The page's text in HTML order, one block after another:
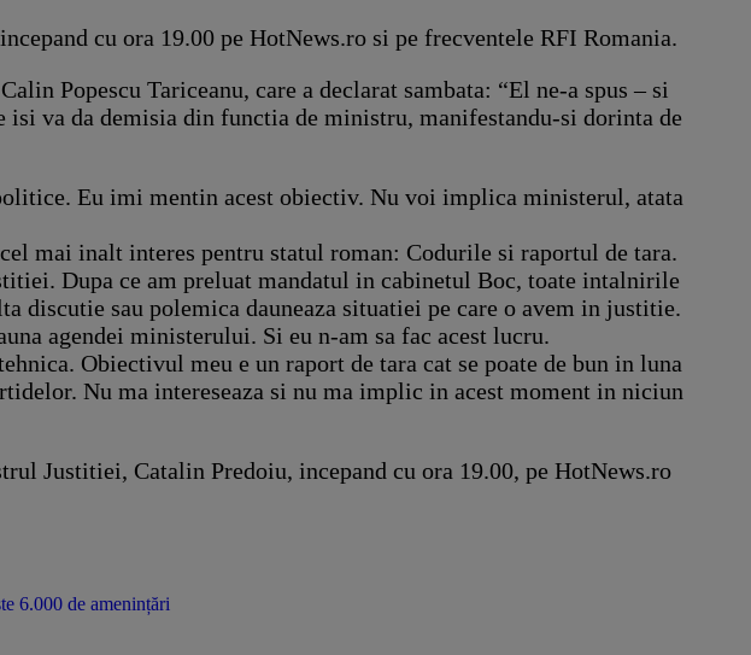
cu ora 19.00 pe HotNews.ro si pe frecventele RFI Romania.
Popescu Tariceanu, care a declarat sambata: “El ne-a spus – si
isi va da demisia din functia de ministru, manifestandu-si dorinta de
Eu imi mentin acest obiectiv. Nu voi implica ministerul, atata
mai inalt interes pentru statul roman: Codurile si raportul de tara.
Dupa ce am preluat mandatul in cabinetul Boc, toate intalnirile
discutie sau polemica dauneaza situatiei pe care o avem in justitie.
agendei ministerului. Si eu n-am sa fac acest lucru.
Obiectivul meu e un raport de tara cat se poate de bun in luna
Nu ma intereseaza si nu ma implic in acest moment in niciun
Justitiei, Catalin Predoiu, incepand cu ora 19.00, pe HotNews.ro
6.000 de amenințări